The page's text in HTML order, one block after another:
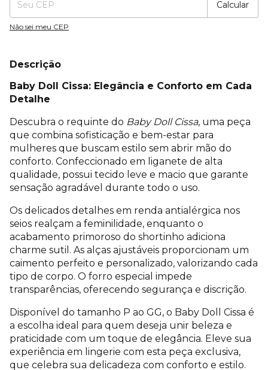
Calcular
Não sei meu CEP
Descrição
Baby Doll Cissa: Elegância e Conforto em Cada
Detalhe
Descubra o requinte do Baby Doll Cissa, uma peça
que combina sofisticação e bem-estar para
mulheres que buscam estilo sem abrir mão do
conforto. Confeccionado em liganete de alta
qualidade, possui tecido leve e macio que garante
sensação agradável durante todo o uso.
Os delicados detalhes em renda antialérgica nos
seios realçam a feminilidade, enquanto o
acabamento primoroso do shortinho adiciona
charme sutil. As alças ajustáveis proporcionam um
caimento perfeito e personalizado, valorizando cada
tipo de corpo. O forro especial impede
transparências, oferecendo segurança e discrição.
Disponível do tamanho P ao GG, o Baby Doll Cissa é
a escolha ideal para quem deseja unir beleza e
praticidade com um toque de elegância. Eleve sua
experiência em lingerie com esta peça exclusiva,
que celebra sua delicadeza com conforto e estilo.